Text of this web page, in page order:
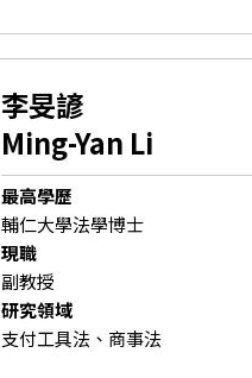
李旻諺
Ming-Yan Li
最高學歷
輔仁大學法學博士
現職
副教授
研究領域
支付工具法、商事法